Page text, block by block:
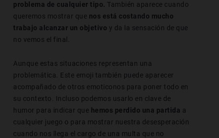
problema de cualquier tipo. También aparece cuando
queremos mostrar que nos está costando mucho
trabajo alcanzar un objetivo y da la sensación de que
no vemos el final.
Aunque estas situaciones representan una
problemática. Este emoji también puede aparecer
acompañado de otros emoticonos para poner todo en
su contexto. Incluso podemos usarlo en clave de
humor para indicar que hemos perdido una partida a
cualquier juego o para mostrar nuestra desesperación
cuando nos llega el cargo de una multa que no